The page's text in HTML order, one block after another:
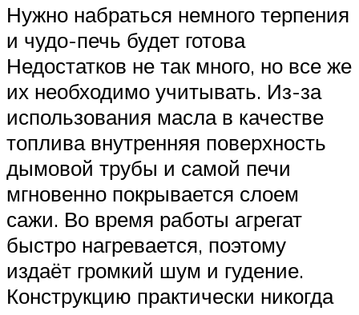
Нужно набраться немного терпения
и чудо-печь будет готова
Недостатков не так много, но все же
их необходимо учитывать. Из-за
использования масла в качестве
топлива внутренняя поверхность
дымовой трубы и самой печи
мгновенно покрывается слоем
сажи. Во время работы агрегат
быстро нагревается, поэтому
издаёт громкий шум и гудение.
Конструкцию практически никогда